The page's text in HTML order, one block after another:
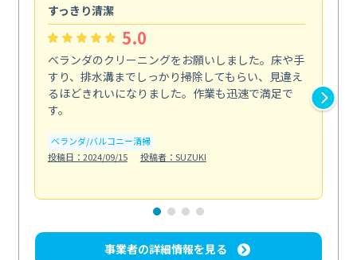
すっきり清潔
5.0
ベランダのクリーニングをお願いしました。床や手
すり、排水溝までしっかり掃除してもらい、見違え
るほどきれいになりました。作業も迅速で満足で
す。
ベランダ/バルコニー清掃
投稿日：2024/09/15
投稿者：SUZUKI
事業者の詳細情報を見る